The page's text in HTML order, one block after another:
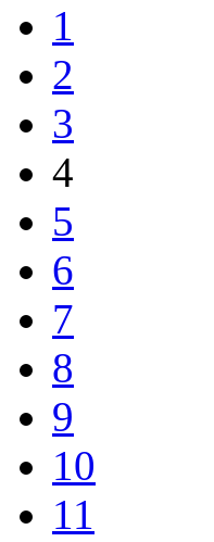
1
2
3
4
5
6
7
8
9
10
11